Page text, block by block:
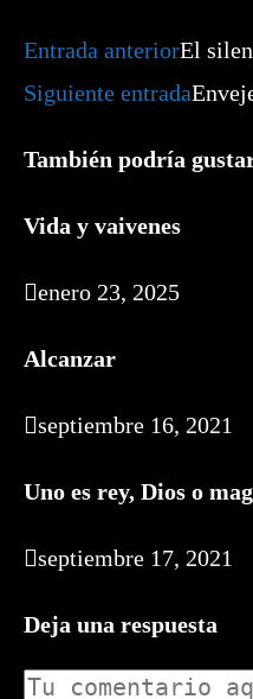
Leer
más
artículos
Entrada anteriorEl
Siguiente entrada
También podría
Vida y vaivenes
enero 23, 2025
Alcanzar
septiembre 16, 2021
Uno es rey, Dios o
septiembre 17, 2021
Deja una respuesta
Comentario